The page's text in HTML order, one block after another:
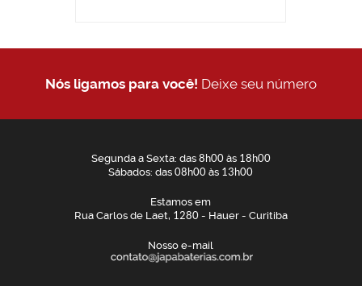
Nós ligamos para você! Deixe seu número
Segunda a Sexta: das 8h00às 18h00
Sábados: das08h00 às 13h00
Estamos em
Rua Carlos de Laet, 1280- Hauer - Curitiba
Nosso e-mail